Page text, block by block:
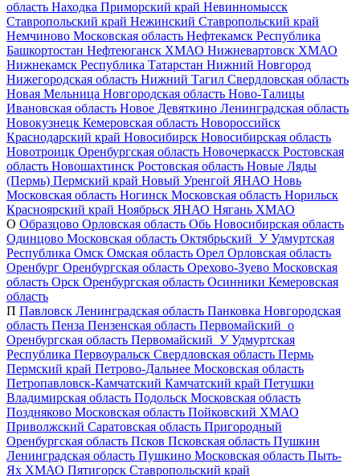
область Находка Приморский край Невинномысск
Ставропольский край Нежинский Ставропольский край
Немчиново Московская область Нефтекамск Республика
Башкортостан Нефтеюганск ХМАО Нижневартовск ХМАО
Нижнекамск Республика Татарстан Нижний Новгород
Нижегородская область Нижний Тагил Свердловская область
Новая Мельница Новгородская область Ново-Талицы
Ивановская область Новое Девяткино Ленинградская область
Новокузнецк Кемеровская область Новороссийск
Краснодарский край Новосибирск Новосибирская область
Новотроицк Оренбургская область Новочеркасск Ростовская
область Новошахтинск Ростовская область Новые Ляды
(Пермь) Пермский край Новый Уренгой ЯНАО Новь
Московская область Ногинск Московская область Норильск
Красноярский край Ноябрьск ЯНАО Нягань ХМАО
О Образцово Орловская область Обь Новосибирская область
Одинцово Московская область Октябрьский_У Удмуртская
Республика Омск Омская область Орел Орловская область
Оренбург Оренбургская область Орехово-Зуево Московская
область Орск Оренбургская область Осинники Кемеровская
область
П Павловск Ленинградская область Панковка Новгородская
область Пенза Пензенская область Первомайский_о
Оренбургская область Первомайский_У Удмуртская
Республика Первоуральск Свердловская область Пермь
Пермский край Петрово-Дальнее Московская область
Петропавловск-Камчатский Камчатский край Петушки
Владимирская область Подольск Московская область
Поздняково Московская область Пойковский ХМАО
Приволжский Саратовская область Пригородный
Оренбургская область Псков Псковская область Пушкин
Ленинградская область Пушкино Московская область Пыть-
Ях ХМАО Пятигорск Ставропольский край